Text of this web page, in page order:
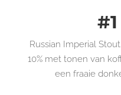
Russian Imperial
10% met tonen van
een fraaie